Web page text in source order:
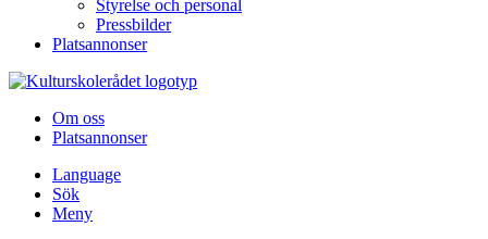
Styrelse och personal
Pressbilder
Platsannonser
Hoppa till innehållet
Om oss
Platsannonser
Language
Sök
Meny